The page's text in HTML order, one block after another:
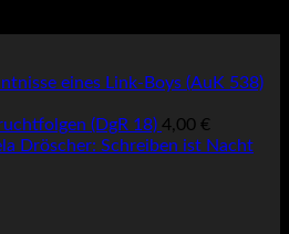
eines Link-Boys (AuK 538)
(DgR 18) 4,00 €
Dröscher: Schreiben ist Nacht